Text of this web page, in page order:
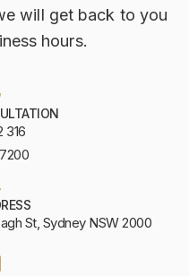
will get back to you
hours.
316
St, Sydney NSW 2000